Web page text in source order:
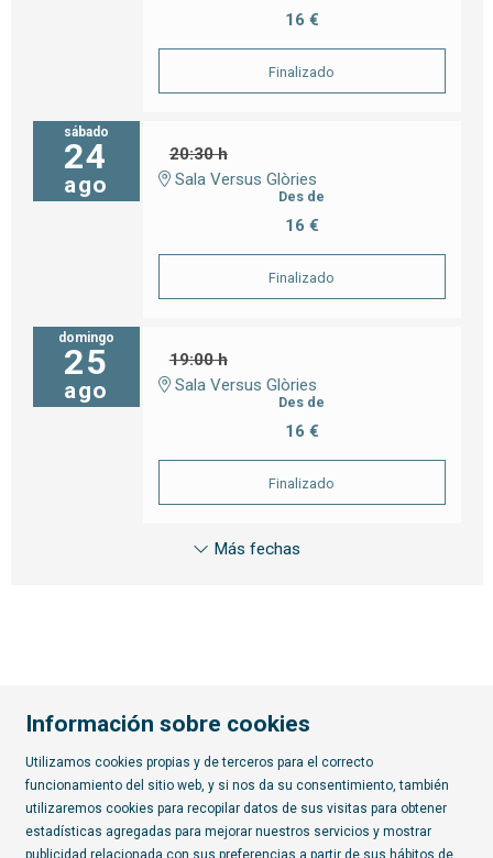
16 €
Finalizado
sábado
24
ago
20:30 h
Sala Versus Glòries
Des de
16 €
Finalizado
domingo
25
ago
19:00 h
Sala Versus Glòries
Des de
16 €
Finalizado
Más fechas
Diapositiva 2 de 7
Información sobre cookies
Utilizamos cookies propias y de terceros para el correcto
funcionamiento del sitio web, y si nos da su consentimiento, también
utilizaremos cookies para recopilar datos de sus visitas para obtener
estadísticas agregadas para mejorar nuestros servicios y mostrar
publicidad relacionada con sus preferencias a partir de sus hábitos de